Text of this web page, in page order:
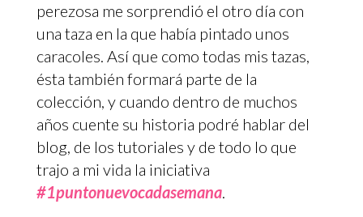
perezosa me sorprendió el otro día con
una taza en la que había pintado unos
caracoles. Así que como todas mis tazas,
ésta también formará parte de la
colección, y cuando dentro de muchos
años cuente su historia podré hablar del
blog, de los tutoriales y de todo lo que
trajo a mi vida la iniciativa
#1puntonuevocadasemana.